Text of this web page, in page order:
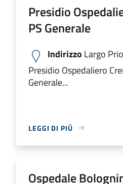
Presidio
PS Generale
Indirizzo Largo
Presidio Ospedaliero
Generale...
LEGGI DI PIÙ
Ospedale